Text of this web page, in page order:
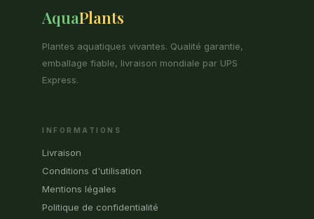
AquaPlants
Plantes aquatiques vivantes. Qualité garantie,
emballage fiable, livraison mondiale par UPS
Express.
INFORMATIONS
Livraison
Conditions d'utilisation
Mentions légales
Politique de confidentialité